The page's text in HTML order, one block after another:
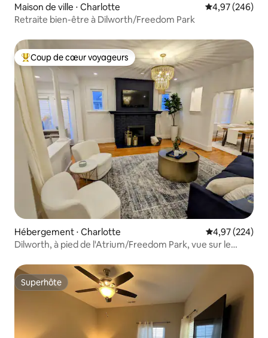
Maison de ville ⋅ Charlotte Évaluation
4,97 (246)
Retraite bien-être à Dilworth/Freedom Park
Coups de cœur voyageurs les plus appréciés
Coup de cœur voyageurs
Hébergement ⋅ Charlotte Évaluation
4,97 (224)
Dilworth, à pied de l'Atrium/Freedom Park, vue sur le
Superhôte
Superhôte